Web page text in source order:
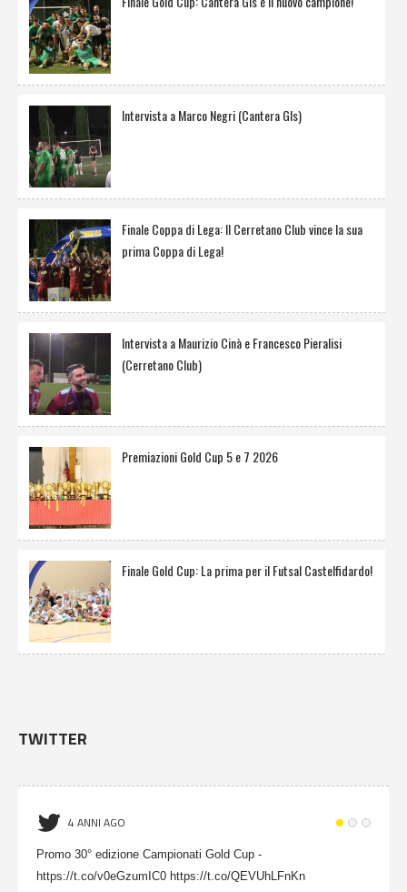
Intervista a Marco Negri (Cantera Gls)
Finale Coppa di Lega: Il Cerretano Club vince la sua
prima Coppa di Lega!
Intervista a Maurizio Cinà e Francesco Pieralisi
(Cerretano Club)
Premiazioni Gold Cup 5 e 7 2026
Finale Gold Cup: La prima per il Futsal Castelfidardo!
TWITTER
4 ANNI AGO
Promo 30° edizione Campionati Gold Cup -
https://t.co/v0eGzumIC0 https://t.co/QEVUhLFnKn